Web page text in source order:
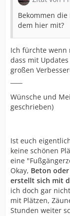
Bekommen
dem hier mit?
Ich fürchte wenn
dass mit
großen
Wünsche und
geschrieben)
Ist euch
keine schönen
eine
Okay, Beton
erstellt sich mit
ich doch gar
mit Plätzen,
Stunden weiter